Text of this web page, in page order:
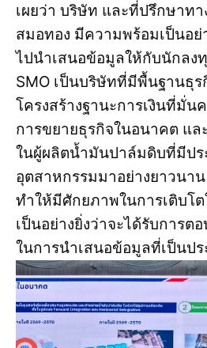
เผยว่า บริษัท และที่ปรึกษาทา
สมอทอง มีความพร้อมเป็นอย่
ไปนำเสนอข้อมูลให้กับนักลง
SMO เป็นบริษัทที่มีพื้นฐานธุร
โครงสร้างฐานะการเงินที่มั่
การขยายธุรกิจในอนาคต แล
ในผู้ผลิตน้ำมันปาล์มดิบที่มีป
อุตสาหกรรมมาอย่างยาวนา
ทำให้มีศักยภาพในการเติบโ
เป็นอย่างยิ่งว่าจะได้รับการ
ในการนำเสนอข้อมูลที่เป็นป